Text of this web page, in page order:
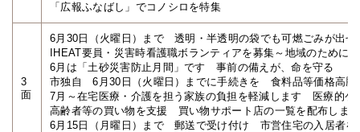
「広報ふなばし」でコノシロを特集
3
面
6月30日（火曜日）まで 透明・半透明の袋でも可燃ごみが出せ
IHEAT要員・災害時看護職ボランティアを募集～地域のために
6月は「土砂災害防止月間」です 事前の備えが、命を守る
市独自 6月30日（火曜日）までに手続きを 食料品等価格高騰
7月～在宅医療・介護を担う家族の負担を軽減します 医療的ケ
高齢者等の買い物を支援 買い物サポート店の一覧を配布します
6月15日（月曜日）まで 郵送で受け付け 市営住宅の入居者を